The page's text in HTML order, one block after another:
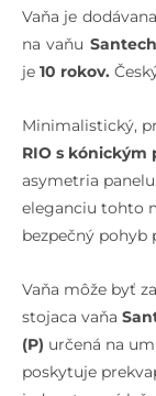
Vaňa je
na vaňu
je 10 rokov.
Minimalistický,
RIO s kónickým
asymetria
eleganciu tohto
bezpečný pohyb
Vaňa môže byť
stojaca vaňa
(P) určená na
poskytuje